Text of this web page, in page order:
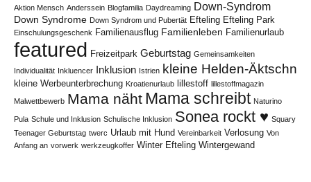
Aktion Mensch Anderssein Blogfamilia Daydreaming Down-Syndrom
Down Syndrome Down Syndrom und Pubertät Efteling Efteling Park
Einschulungsgeschenk Familienausflug Familienleben Familienurlaub
featured Freizeitpark Geburtstag Gemeinsamkeiten
Individualität Inkluencer Inklusion Istrien kleine Helden-Äktschn
kleine Werbeunterbrechung Kroatienurlaub lillestoff lillestoffmagazin
Malwettbewerb Mama näht Mama schreibt Naturino
Pula Schule und Inklusion Schulische Inklusion Sonea rockt ♥ Squary
Teenager Geburtstag twerc Urlaub mit Hund Vereinbarkeit Verlosung Von
Anfang an vorwerk werkzeugkoffer Winter Efteling Wintergewand